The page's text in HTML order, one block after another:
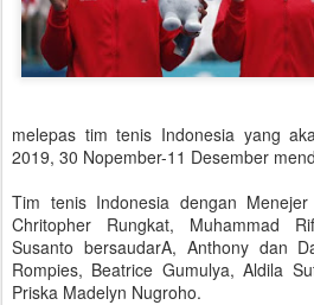
melepas tim tenis Indonesia yang
2019, 30 Nopember-11 Desember
Tim tenis Indonesia dengan
Chritopher Rungkat, Muhammad
Susanto bersaudarA, Anthony dan
Rompies, Beatrice Gumulya, Aldila
Priska Madelyn Nugroho.